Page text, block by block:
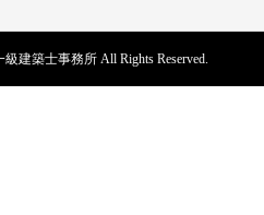
建築士事務所 All Rights Reserved.